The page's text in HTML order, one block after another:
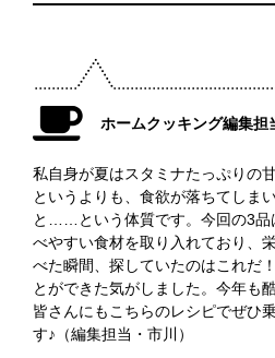
ホームクッキング編集担
私自身が夏はスタミナたっぷりの
というよりも、食欲が落ちてしま
と……という体質です。今回の3品
べやすい食材を取り入れており、
べた瞬間、探していたのはこれだ
とができた気がしました。今年も
皆さんにもこちらのレシピでぜひ
す♪（編集担当・市川）